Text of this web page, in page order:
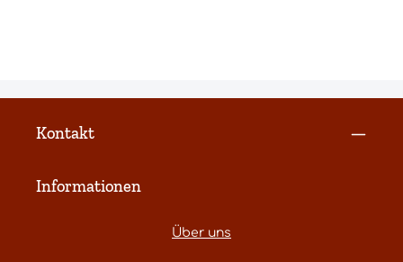
Kontakt
Informationen
Über uns